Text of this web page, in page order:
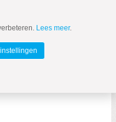
MENU
Lees meer.